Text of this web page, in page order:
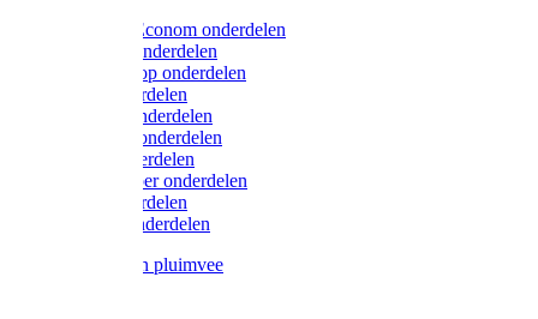
Aesculap/Econom onderdelen
Hauptner onderdelen
Lister/Liscop onderdelen
Eider onderdelen
Heiniger onderdelen
Constanta onderdelen
Moser onderdelen
Farm Clipper onderdelen
Oster onderdelen
TailWell onderdelen
Voerbakken pluimvee